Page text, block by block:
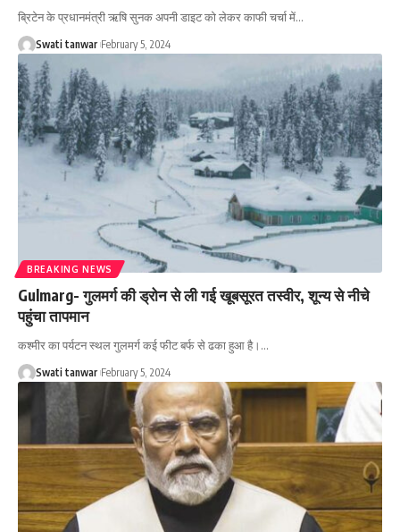
ब्रिटेन के प्रधानमंत्री ऋषि सुनक अपनी डाइट को लेकर काफी चर्चा में…
Swati tanwar February 5, 2024
BREAKING NEWS
Gulmarg- गुलमर्ग की ड्रोन से ली गई खूबसूरत तस्वीर, शून्‍य से नीचे
पहुंचा तापमान
कश्मीर का पर्यटन स्थल गुलमर्ग कई फीट बर्फ से ढका हुआ है। …
Swati tanwar February 5, 2024